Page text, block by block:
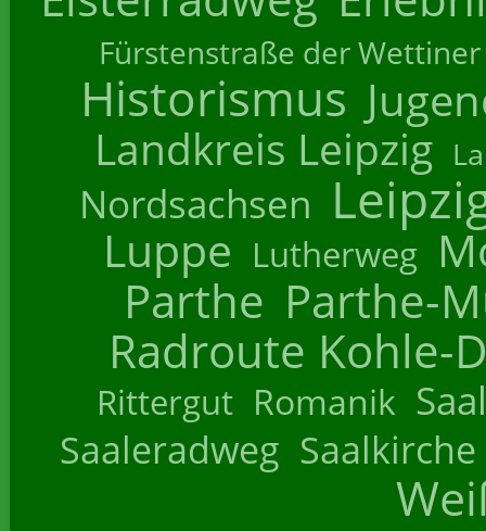
Fürstenstraße der Wettiner
Historismus
Landkreis Leipzig
Nordsachsen
Luppe Lutherweg
Parthe Parthe-
Radroute Kohle-
Rittergut Romanik
Saaleradweg Saalkirche